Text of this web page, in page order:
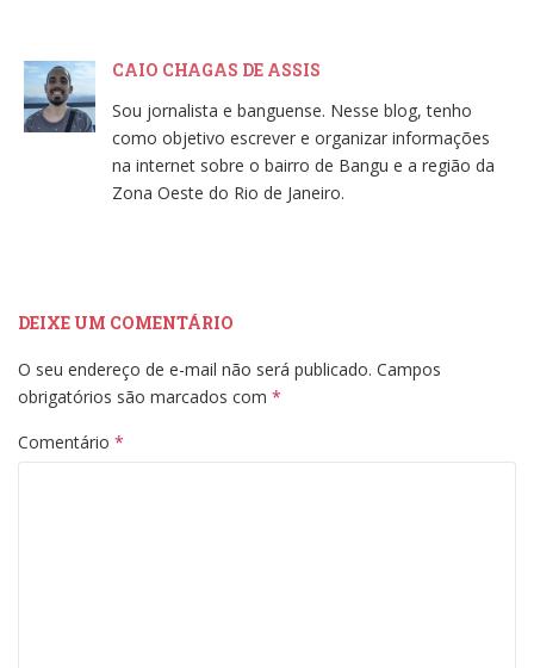
CAIO CHAGAS DE ASSIS
Sou jornalista e banguense. Nesse blog, tenho
como objetivo escrever e organizar informações
na internet sobre o bairro de Bangu e a região da
Zona Oeste do Rio de Janeiro.
DEIXE UM COMENTÁRIO
O seu endereço de e-mail não será publicado. Campos
obrigatórios são marcados com *
Comentário *